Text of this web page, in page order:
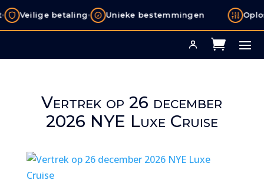
Veilige betaling• Unieke bestemmingen
Vertrek op 26 december
2026 NYE Luxe Cruise